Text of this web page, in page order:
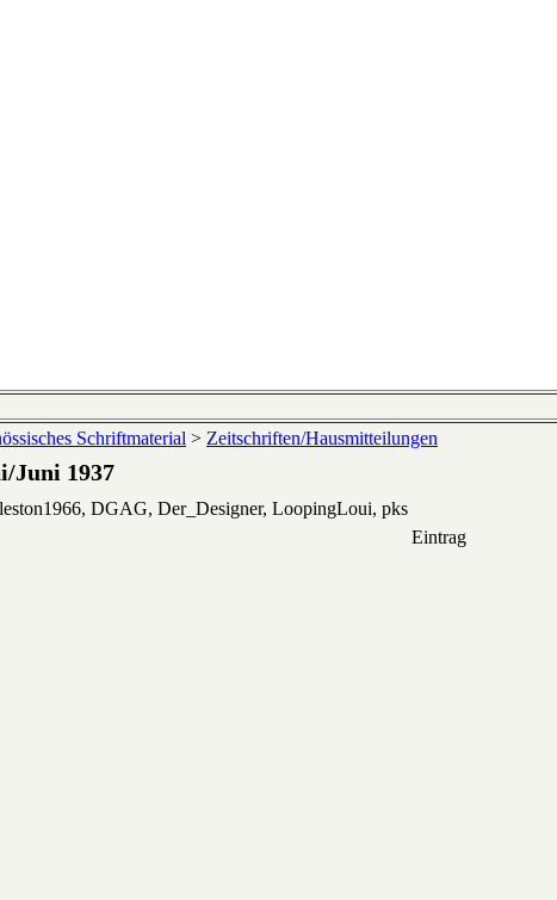
Schriftmaterial > Zeitschriften/Hausmitteilungen
Juni 1937
DGAG, Der_Designer, LoopingLoui, pks
Eintrag